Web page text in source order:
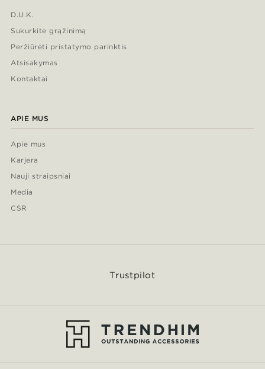
D.U.K.
Sukurkite grąžinimą
Peržiūrėti pristatymo parinktis
Atsisakymas
Kontaktai
APIE MUS
Apie mus
Karjera
Nauji straipsniai
Media
CSR
Trustpilot